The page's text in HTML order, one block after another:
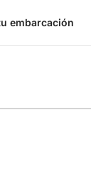
embarcación